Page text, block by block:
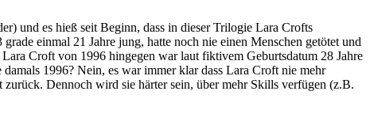
und es hieß seit Beginn, dass in dieser Trilogie Lara Crofts
einmal 21 Jahre jung, hatte noch nie einen Menschen getötet und
Croft von 1996 hingegen war laut fiktivem Geburtsdatum 28 Jahre
1996? Nein, es war immer klar dass Lara Croft nie mehr
Dennoch wird sie härter sein, über mehr Skills verfügen (z.B.